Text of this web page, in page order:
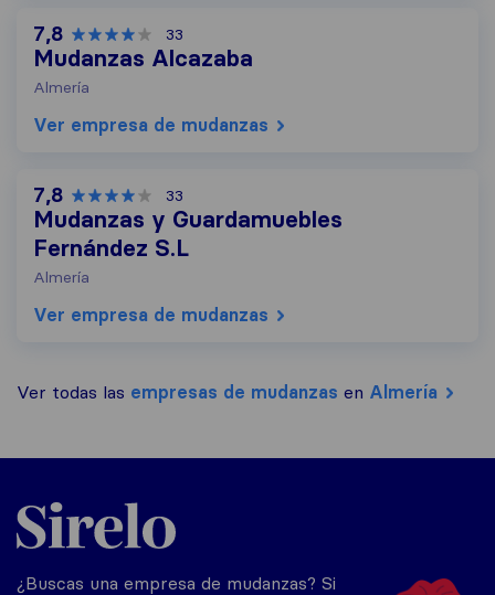
7,8 33
Mudanzas Alcazaba
Almería
Ver empresa de mudanzas
7,8 33
Mudanzas y Guardamuebles
Fernández S.L
Almería
Ver empresa de mudanzas
Ver todas las empresas de mudanzas en Almería
Sirelo.es
¿Buscas una empresa de mudanzas? Si